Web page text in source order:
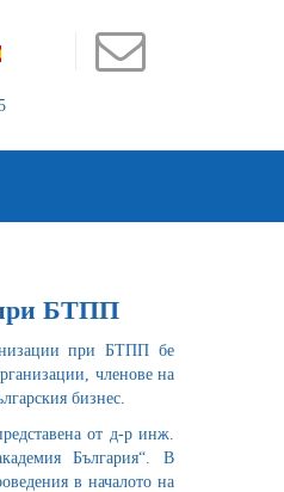
при БТПП
при БТПП бе
членове на
бизнес.
от д-р инж.
България“. В
в началото на